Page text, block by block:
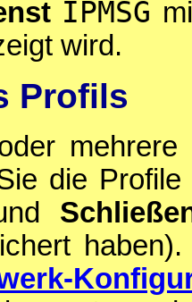
IPMSG
wird.
Profils
die